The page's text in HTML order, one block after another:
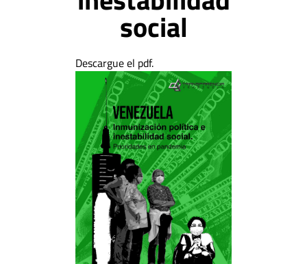
social
Descargue el pdf.